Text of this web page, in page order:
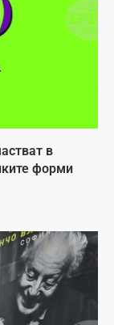
в
форми